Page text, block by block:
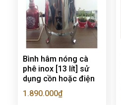
Bình hâm nóng cà
phê inox [13 lít] sử
dụng cồn hoặc điện
1.890.000₫